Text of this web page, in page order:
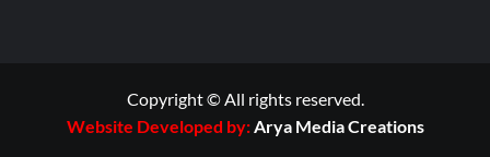
Copyright © All rights reserved.
Website Developed by:Arya Media Creations